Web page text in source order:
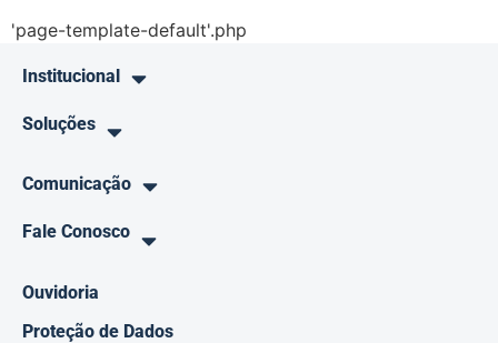
'page-template-default'.php
Institucional
Soluções
Comunicação
Fale Conosco
Ouvidoria
Proteção de Dados